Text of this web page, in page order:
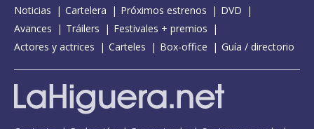
Noticias Cartelera Próximos estrenos
DVD
Avances
Tráilers
Festivales + premios
Actores y actrices
Carteles Box-office Guía / directorio